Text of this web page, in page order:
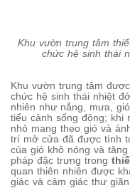
Khu vườn trung tâm
chức hệ sinh thái
Khu vườn trung tâm
chức hệ sinh thái nhiệt
nhiên như nắng, mưa,
tiểu cảnh sống động; khi
nhỏ mang theo gió và
trí mở cửa đã được tính
của gió khô nóng và
pháp đặc trưng trong
quan thiên nhiên được
giác và cảm giác thư